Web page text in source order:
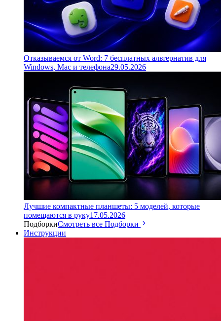
Отказываемся от Word: 7 бесплатных альтернатив для
Windows, Mac и телефона29.05.2026
Лучшие компактные планшеты: 5 моделей, которые
помещаются в руку17.05.2026
ПодборкиСмотреть все Подборки
Инструкции